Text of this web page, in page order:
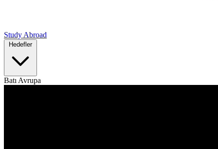
Study Abroad
Hedefler
Batı Avrupa